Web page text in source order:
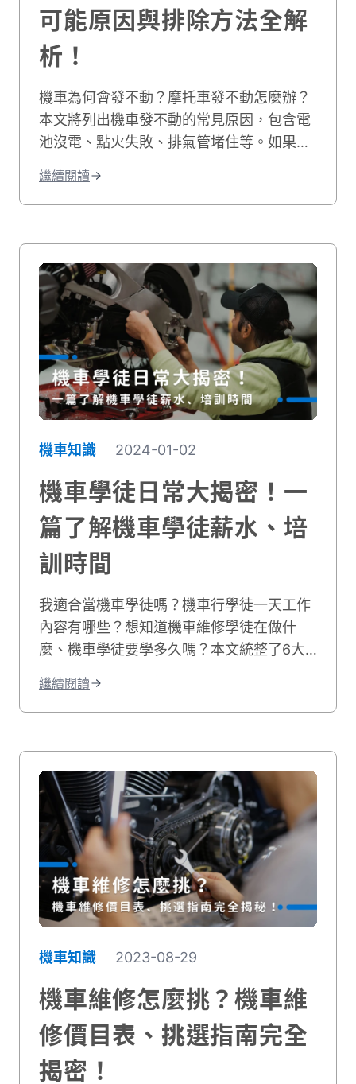
可能原因與排除方法全解
析！
機車為何會發不動？摩托車發不動怎麼辦？
本文將列出機車發不動的常見原因，包含電
池沒電、點火失敗、排氣管堵住等。如果您
除的方法，讓您快速解決機車無法發動的困
境！
繼續閱讀
機車知識 2024-01-02
機車學徒日常大揭密！一
篇了解機車學徒薪水、培
訓時間
我適合當機車學徒嗎？機車行學徒一天工作
內容有哪些？想知道機車維修學徒在做什
麼、機車學徒要學多久嗎？本文統整了6大
機車學徒薪水，最後也附上相關職缺給想學
修機車的你！
繼續閱讀
機車知識 2023-08-29
機車維修怎麼挑？機車維
修價目表、挑選指南完全
揭密！